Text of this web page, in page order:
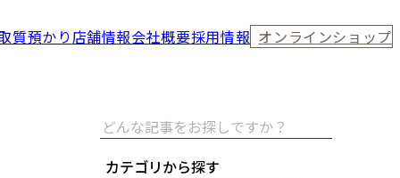
質預かり 店舗情報会社概要採用情報 オンラインショップ
カテゴリから探す